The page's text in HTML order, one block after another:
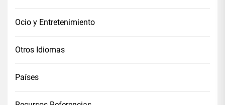
Ocio y Entretenimiento
Otros Idiomas
Países